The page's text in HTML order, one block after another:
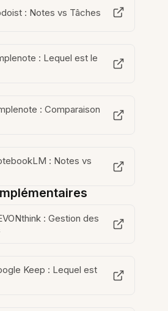
: Notes vs Tâches
: Lequel est le
: Comparaison
: Notes vs
: Gestion des
Keep : Lequel est